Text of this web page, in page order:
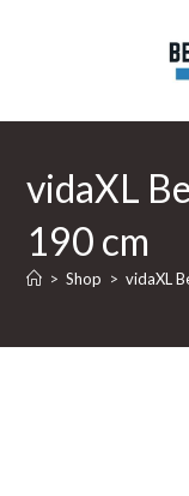
vidaXL
190 cm
> Shop > vidaXL